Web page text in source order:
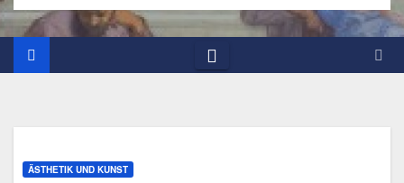
ÄSTHETIK UND KUNST